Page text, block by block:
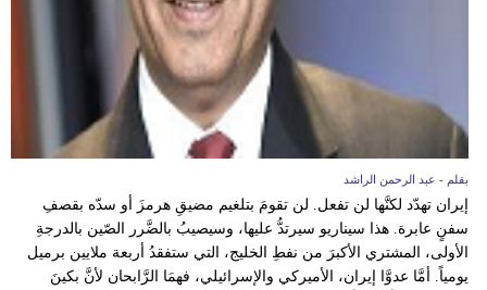
بقلم - عبد الرحمن الراشد
إيران تهدّد لكنَّها لن تفعل. لن تقومَ بتلغيم مضيقِ هرمزَ أو سدّه بقصفِ
سفنٍ عابرة. هذا سيناريو سيرتدُّ عليها، وسيصيبُ بالضَّرر الصّين بالدرجةِ
الأولى، المشتري الأكبرَ من نفطِ الخليج، التي ستفقدُ أربعة ملايين برميل
يومياً. أمَّا عدوَّا إيران، الأميركي والإسرائيلي، فهمَا الرَّابحان لأنَّ بكينَ